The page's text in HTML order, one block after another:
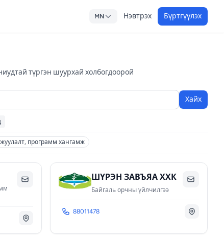
MN Нэвтрэх Бүртгүүлэх
түргэн шуурхай холбогдоорой
Хайх
программ хангамж
ШҮРЭН ЗАВЪЯА ХХК
Байгаль орчны үйлчилгээ
88011478